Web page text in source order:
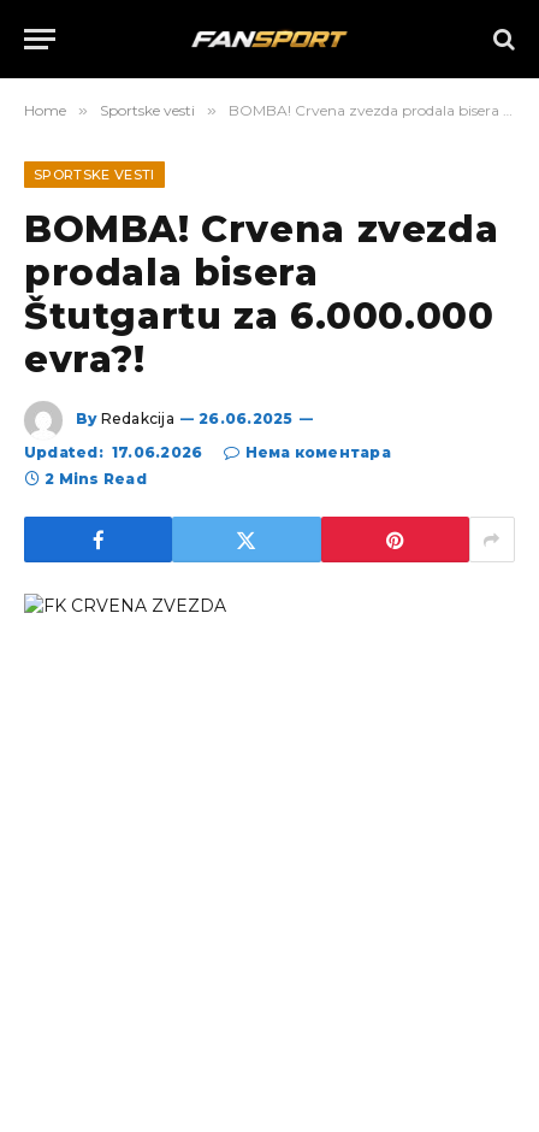
Home » Sportske vesti » BOMBA! Crvena zvezda prodala bisera Štutgartu za 6.000.000 evra?!
SPORTSKE VESTI
BOMBA! Crvena zvezda
prodala bisera
Štutgartu za 6.000.000
evra?!
By Redakcija
26.06.2025
Updated: 17.06.2026
Нема коментара
2 Mins Read